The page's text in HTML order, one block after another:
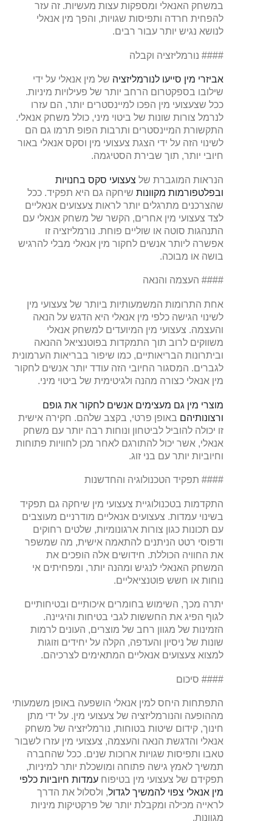
במשחק האנאלי ומספקות עצות מעשיות. זה עזר
להפחית חרדה ותפיסות שגויות, והפך מין אנאלי
לנושא נגיש יותר עבור רבים.
#### נורמליזציה וקבלה
אביזרי מין סייעו לנורמליזציה של מין אנאלי על ידי
שילובו בספקטרום הרחב יותר של פעילויות מיניות.
ככל שצעצועי מין הפכו למיינסטרים יותר, הם עזרו
לנרמל צורות שונות של ביטוי מיני, כולל משחק אנאלי.
התקשורת המיינסטרים ותרבות הפופ תרמו גם הם
לשינוי הזה על ידי הצגת צעצועי מין וסקס אנאלי באור
חיובי יותר, תוך שבירת הסטיגמה.
הנראות המוגברת של צעצועי סקס בחנויות
ובפלטפורמות מקוונות שיחקה גם היא תפקיד. ככל
שהצרכנים מתרגלים יותר לראות צעצועים אנאליים
לצד צעצועי מין אחרים, הקשר של משחק אנאלי עם
התנהגות סוטה או שוליים פוחת. נורמליזציה זו
אפשרה ליותר אנשים לחקור מין אנאלי מבלי להרגיש
בושה או מבוכה.
#### העצמה והנאה
אחת התרומות המשמעותיות ביותר של צעצועי מין
לשינוי הגישה כלפי מין אנאלי היא הדגש על הנאה
והעצמה. צעצועי מין המיועדים למשחק אנאלי
משווקים לרוב תוך התמקדות בפוטנציאל ההנאה
וביתרונות הבריאותיים, כמו שיפור בבריאות הערמונית
לגברים. המסגור החיובי הזה עודד יותר אנשים לחקור
מין אנאלי כצורה מהנה ולגיטימית של ביטוי מיני.
מוצרי מין גם מעצימים אנשים לחקור את גופם
ורצונותיהם באופן פרטי, בקצב שלהם. חקירה אישית
זו יכולה להוביל לביטחון ונוחות רבה יותר עם משחק
אנאלי, אשר יכול להתורגם לאחר מכן לחוויות פתוחות
וחיוביות יותר עם בני זוג.
#### תפקיד הטכנולוגיה והחדשנות
התקדמות בטכנולוגיית צעצועי מין שיחקה גם תפקיד
בשינוי עמדות. צעצועים אנאליים מודרניים מעוצבים
עם תכונות כגון צורות ארגונומיות, שלטים רחוקים
ודפוסי רטט הניתנים להתאמה אישית, מה שמשפר
את החוויה הכוללת. חידושים אלה הופכים את
המשחק האנאלי לנגיש ומהנה יותר, ומפחיתים אי
נוחות או חשש פוטנציאליים.
יתרה מכך, השימוש בחומרים איכותיים ובטיחותיים
לגוף הפיג את החששות לגבי בטיחות והיגיינה.
הזמינות של מגוון רחב של מוצרים, העונים לרמות
שונות של ניסיון והעדפה, הקלה על יחידים וזוגות
למצוא צעצועים אנאליים המתאימים לצרכיהם.
#### סיכום
התפתחות היחס למין אנאלי הושפעה באופן משמעותי
מההופעה והנורמליזציה של צעצועי מין. על ידי מתן
חינוך, קידום שיטות בטוחות, נורמליזציה של משחק
אנאלי והדגשת הנאה והעצמה, צעצועי מין עזרו לשבור
טאבו ותפיסות שגויות ארוכות שנים. ככל שהחברה
תמשיך לאמץ גישה פתוחה ומושכלת יותר למיניות,
תפקידם של צעצועי מין בטיפוח עמדות חיוביות כלפי
מין אנאלי צפוי להמשיך לגדול, ולסלול את הדרך
לראייה מכילה ומקבלת יותר של פרקטיקות מיניות
מגוונות.